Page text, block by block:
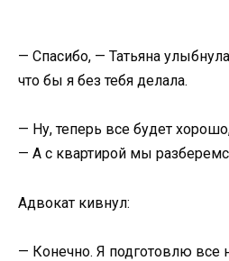
— Спасибо, — Татьяна
что бы я без тебя делала.
— Ну, теперь все будет
— А с квартирой мы
Адвокат кивнул:
— Конечно. Я подготовлю все